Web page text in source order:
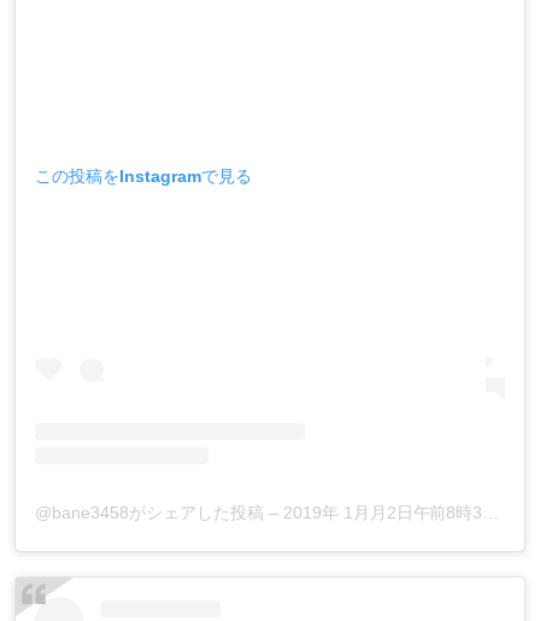
この投稿をInstagramで見る
@bane3458がシェアした投稿 – 2019年 1月月2日午前8時31分PST